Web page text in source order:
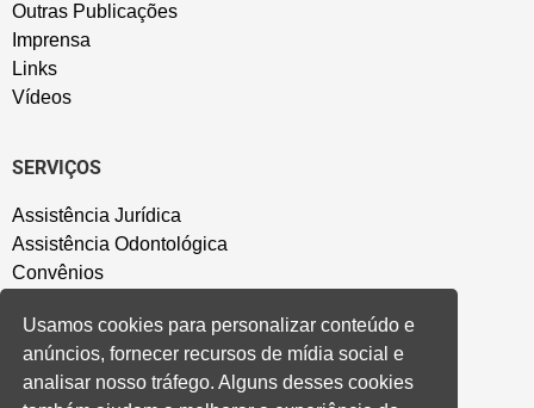
Outras Publicações
Imprensa
Links
Vídeos
SERVIÇOS
Assistência Jurídica
Assistência Odontológica
Convênios
Salão de Festa
Política de Privacidade
Usamos cookies para personalizar conteúdo e
anúncios, fornecer recursos de mídia social e
analisar nosso tráfego. Alguns desses cookies